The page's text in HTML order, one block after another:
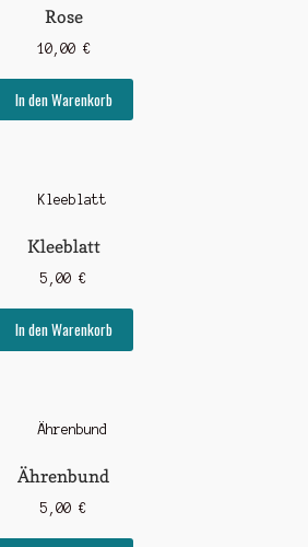
Rose
10,00 €
In den Warenkorb
Kleeblatt
5,00 €
In den Warenkorb
Ährenbund
5,00 €